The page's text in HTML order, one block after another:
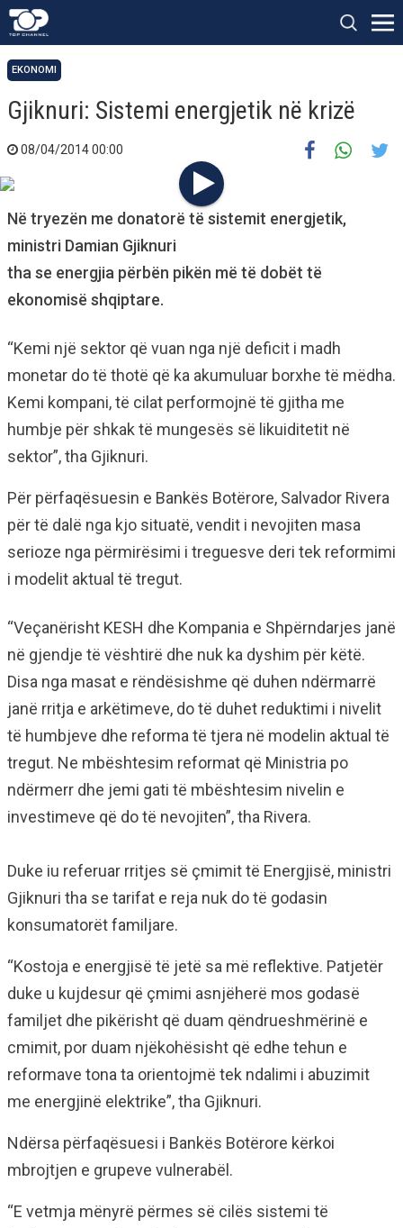
EKONOMI
Gjiknuri: Sistemi energjetik në krizë
08/04/2014 00:00
Në tryezën me donatorë të sistemit energjetik,
ministri Damian Gjiknuri
tha se energjia përbën pikën më të dobët të
ekonomisë shqiptare.
“Kemi një sektor që vuan nga një deficit i madh
monetar do të thotë që ka akumuluar borxhe të mëdha.
Kemi kompani, të cilat performojnë të gjitha me
humbje për shkak të mungesës së likuiditetit në
sektor”, tha Gjiknuri.
Për përfaqësuesin e Bankës Botërore, Salvador Rivera
për të dalë nga kjo situatë, vendit i nevojiten masa
serioze nga përmirësimi i treguesve deri tek reformimi
i modelit aktual të tregut.
“Veçanërisht KESH dhe Kompania e Shpërndarjes janë
në gjendje të vështirë dhe nuk ka dyshim për këtë.
Disa nga masat e rëndësishme që duhen ndërmarrë
janë rritja e arkëtimeve, do të duhet reduktimi i nivelit
të humbjeve dhe reforma të tjera në modelin aktual të
tregut. Ne mbështesim reformat që Ministria po
ndërmerr dhe jemi gati të mbështesim nivelin e
investimeve që do të nevojiten”, tha Rivera.
Duke iu referuar rritjes së çmimit të Energjisë, ministri
Gjiknuri tha se tarifat e reja nuk do të godasin
konsumatorët familjare.
“Kostoja e energjisë të jetë sa më reflektive. Patjetër
duke u kujdesur që çmimi asnjëherë mos godasë
familjet dhe pikërisht që duam qëndrueshmërinë e
cmimit, por duam njëkohësisht që edhe tehun e
reformave tona ta orientojmë tek ndalimi i abuzimit
me energjinë elektrike”, tha Gjiknuri.
Ndërsa përfaqësuesi i Bankës Botërore kërkoi
mbrojtjen e grupeve vulnerabël.
“E vetmja mënyrë përmes së cilës sistemi të